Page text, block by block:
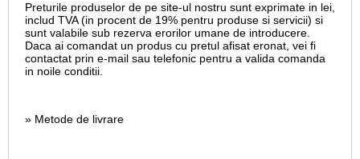
Preturile produselor de pe site-ul nostru sunt exprimate in lei,
includ TVA (in procent de 19% pentru produse si servicii) si
sunt valabile sub rezerva erorilor umane de introducere.
Daca ai comandat un produs cu pretul afisat eronat, vei fi
contactat prin e-mail sau telefonic pentru a valida comanda
in noile conditii.
» Metode de livrare